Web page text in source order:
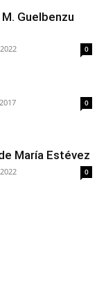
Guelbenzu
0
0
María Estévez
0